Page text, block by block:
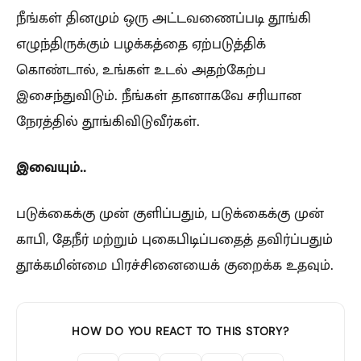
நீங்கள் தினமும் ஒரு அட்டவணைப்படி தூங்கி
எழுந்திருக்கும் பழக்கத்தை ஏற்படுத்திக்
கொண்டால், உங்கள் உடல் அதற்கேற்ப
இசைந்துவிடும். நீங்கள் தானாகவே சரியான
நேரத்தில் தூங்கிவிடுவீர்கள்.
இவையும்..
படுக்கைக்கு முன் குளிப்பதும், படுக்கைக்கு முன்
காபி, தேநீர் மற்றும் புகைபிடிப்பதைத் தவிர்ப்பதும்
தூக்கமின்மை பிரச்சினையைக் குறைக்க உதவும்.
HOW DO YOU REACT TO THIS STORY?